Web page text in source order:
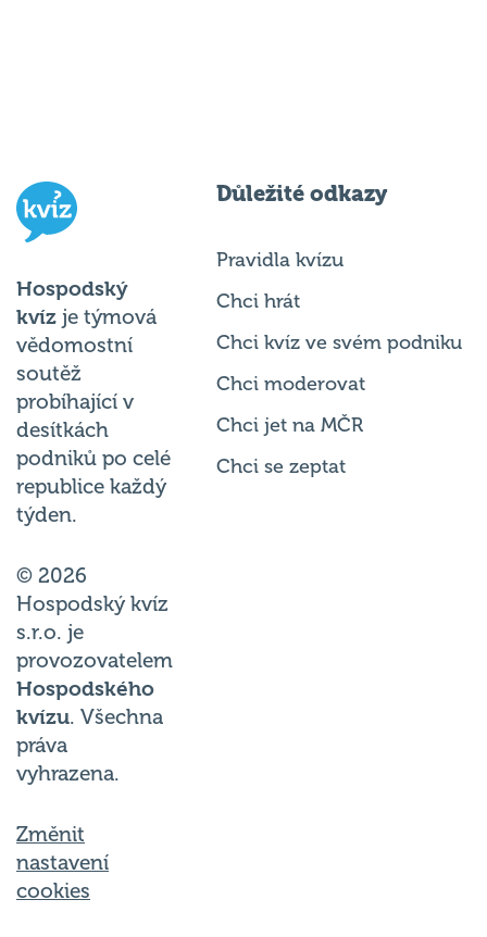
Hospodský
kvíz je týmová
vědomostní
soutěž
probíhající v
desítkách
podniků po celé
republice každý
týden.
© 2026
Hospodský kvíz
s.r.o. je
provozovatelem
Hospodského
kvízu. Všechna
práva
vyhrazena.
Změnit
nastavení
cookies
Důležité odkazy
Pravidla kvízu
Chci hrát
Chci kvíz ve svém podniku
Chci moderovat
Chci jet na MČR
Chci se zeptat